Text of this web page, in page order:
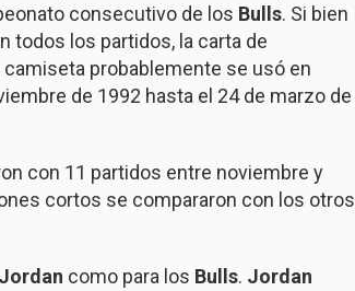
consecutivo de los Bulls. Si bien
todos los partidos, la carta de
probablemente se usó en
de 1992 hasta el 24 de marzo de
con 11 partidos entre noviembre y
cortos se compararon con los otros
Jordan como para los Bulls. Jordan